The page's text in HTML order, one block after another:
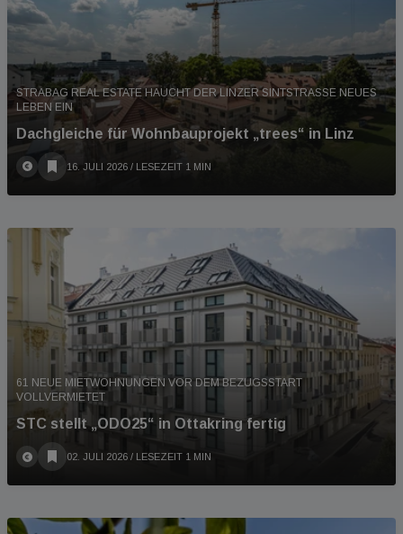
STRABAG REAL ESTATE HAUCHT DER LINZER SINTSTRASSE NEUES L
EBEN EIN
Dachgleiche für Wohnbauprojekt „trees“ in Linz
16. JULI 2026 / LESEZEIT 1 MIN
61 NEUE MIETWOHNUNGEN VOR DEM BEZUGSSTART
VOLLVERMIETET
STC stellt „ODO25“ in Ottakring fertig
02. JULI 2026 / LESEZEIT 1 MIN